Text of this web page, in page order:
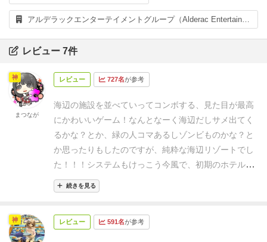
アルデラックエンターテイメントグループ（Alderac Entertainment Group）
レビュー 7件
レビュー 727名が参考
海辺の施設を並べていってコンボする、見た目が最高
にかわいいゲーム！ なんとなーく海辺だしサメ出てく
るかな？とか、緑の人コマあるしゾンビものかな？と
か思ったりもしたのですが、純粋な海辺リゾートでし
た！！！ システムもけっこう今風で、初期のホテルが
人によって違ったり、強化アクションみたいなのがゲ
ームごとに違ったりして、リプレイ性が高められてい
グラスかけてて、建物カードは全部ユニークで細かく
続きを見る
神
まつなが
レビュー 591名が参考
神